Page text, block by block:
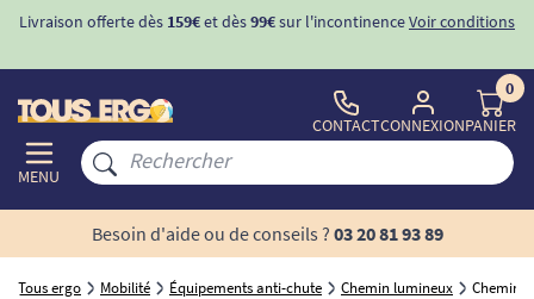
Livraison offerte dès 159€et dès99€sur l'incontinenceVoir conditions
MENU
CONTACTCONNEXION
0
PANIER
Besoin d'aide ou de conseils ? 03 20 81 93 89
Tous ergo Mobilité Équipements anti-chute Chemin lumineux Chemin